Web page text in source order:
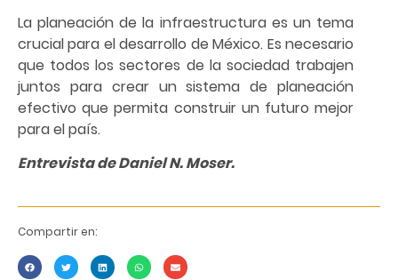
La planeación de la infraestructura es un tema
crucial para el desarrollo de México. Es necesario
que todos los sectores de la sociedad trabajen
juntos para crear un sistema de planeación
efectivo que permita construir un futuro mejor
para el país.
Entrevista de Daniel N. Moser.
Compartir en: